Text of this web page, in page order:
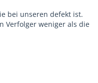
bei unseren defekt ist.
Verfolger weniger als die